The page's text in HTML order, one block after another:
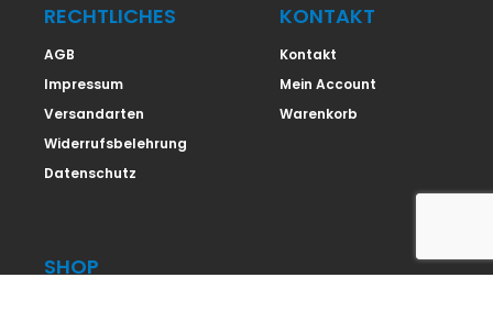
RECHTLICHES
AGB
Impressum
Versandarten
Widerrufsbelehrung
Datenschutz
KONTAKT
Kontakt
Mein Account
Warenkorb
SHOP